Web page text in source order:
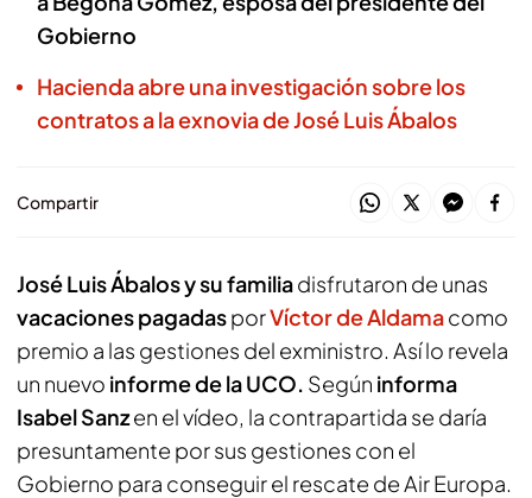
Gobierno
Hacienda abre una investigación sobre los
contratos a la exnovia de José Luis Ábalos
Compartir
José Luis Ábalos y su familiadisfrutaron de unas
vacaciones pagadasporVíctor de Aldamacomo
premio a las gestiones del exministro. Así lo revela
un nuevo informe de la UCO. Según informa
Isabel Sanzen el vídeo, la contrapartida se daría
presuntamente por sus gestiones con el
Gobierno para conseguir el rescate de Air Europa.